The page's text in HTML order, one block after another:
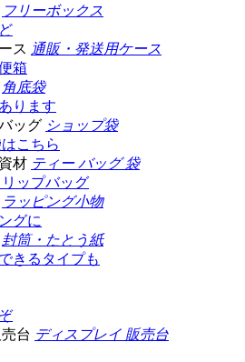
フリーボックス
通販・発送用ケース
箱
角底袋
ります
ショップ袋
こちら
ティー バッグ 袋
ップバッグ
ラッピング小物
グに
封筒・たとう紙
きるタイプも
ディスプレイ 販売台